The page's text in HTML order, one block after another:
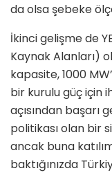
da olsa şebeke
İkinci gelişme de
Kaynak Alanları)
kapa­site, 1000
bir kurulu güç için
açısından başarı
politikası olan bir
ancak buna
baktığınızda